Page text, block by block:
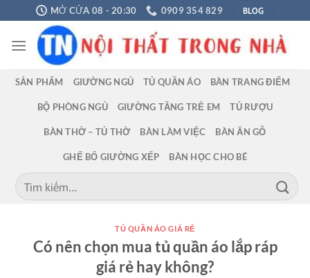
Chuyển
đến
nội
MỞ CỬA 08 - 20:30 0909 354 829 BLOG
SẢN PHẨM GIƯỜNG NGỦ TỦ QUẦN ÁO BÀN TRANG ĐIỂM
BỘ PHÒNG NGỦ GIƯỜNG TẦNG TRẺ EM TỦ RƯỢU
BÀN THỜ – TỦ THỜ BÀN LÀM VIỆC BÀN ĂN GỖ
GHẾ BỐ GIƯỜNG XẾP BÀN HỌC CHO BÉ
Tìm
kiếm:
TỦ QUẦN ÁO GIÁ RẺ
Có nên chọn mua tủ quần áo lắp ráp
giá rẻ hay không?